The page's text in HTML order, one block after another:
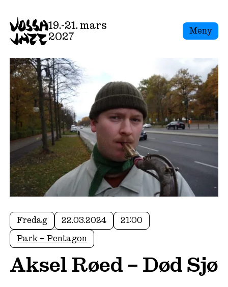
19.-21. mars
2027
Meny
Fredag 22.03.2024
21:00
Park – Pentagon
Aksel Røed – Død Sjø